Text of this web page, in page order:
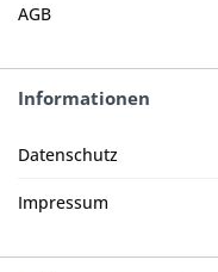
AGB
Informationen
Datenschutz
Impressum